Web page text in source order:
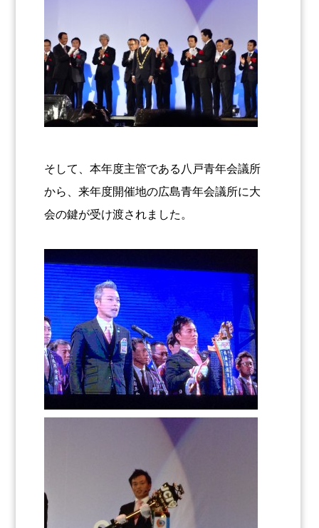
そして、本年度主管である八戸青年会議所
から、来年度開催地の広島青年会議所に大
会の鍵が受け渡されました。